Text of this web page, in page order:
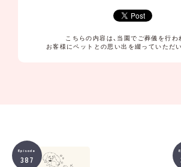
こちらの内容は、当園でご葬儀を行わ
お客様にペットとの思い出を綴っていただ
Episode
387